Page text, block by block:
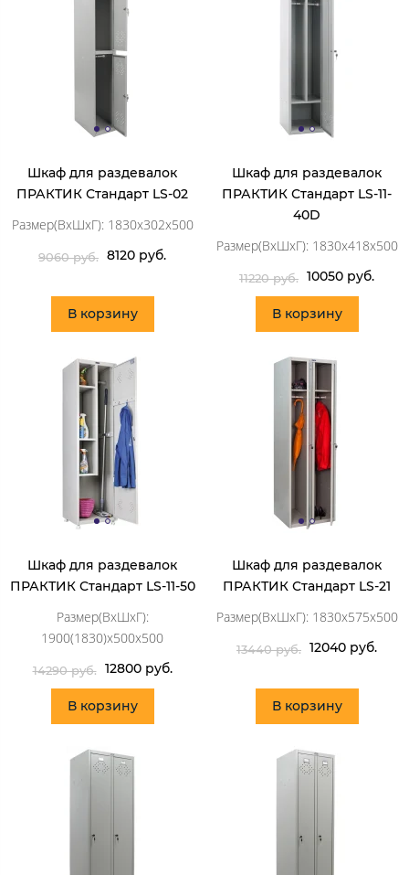
Шкаф для раздевалок
ПРАКТИК Стандарт LS-02
Размер(ВхШхГ): 1830x302x500
9060 руб. 8120 руб.
В корзину
Шкаф для раздевалок
ПРАКТИК Стандарт LS-11-
40D
Размер(ВхШхГ): 1830x418x500
11220 руб. 10050 руб.
В корзину
Шкаф для раздевалок
ПРАКТИК Стандарт LS-11-50
Размер(ВхШхГ):
1900(1830)x500x500
14290 руб. 12800 руб.
В корзину
Шкаф для раздевалок
ПРАКТИК Стандарт LS-21
Размер(ВхШхГ): 1830x575x500
13440 руб. 12040 руб.
В корзину